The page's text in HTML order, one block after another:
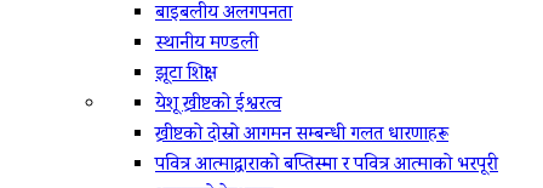
बाइबलीय अलगपनता
स्थानीय मण्डली
झूटा शिक्षा
येशू ख्रीष्टको ईश्वरत्व
ख्रीष्टको दोस्रो आगमन सम्बन्धी गलत धारणाहरू
पवित्र आत्माद्वाराको बप्तिस्मा र पवित्र आत्माको भरपूरी